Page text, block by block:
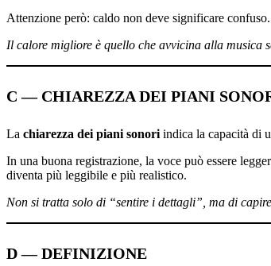
Attenzione però: caldo non deve significare
Il calore migliore è quello che avvicina alla musica
C — CHIAREZZA DEI PIANI
La chiarezza dei piani sonori indica la capacità di
In una buona registrazione, la voce può essere
diventa più leggibile e più realistico.
Non si tratta solo di “sentire i dettagli”, ma di
D — DEFINIZIONE